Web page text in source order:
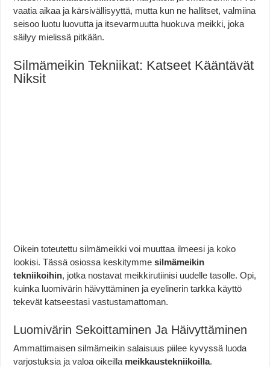
vaatia aikaa ja kärsivällisyyttä, mutta kun ne hallitset, valmiina
seisoo luotu luovutta ja itsevarmuutta huokuva meikki, joka
säilyy mielissä pitkään.
Silmämeikin Tekniikat: Katseet Kääntävät
Niksit
Oikein toteutettu silmämeikki voi muuttaa ilmeesi ja koko
lookisi. Tässä osiossa keskitymmesilmämeikin
tekniikoihin, jotka nostavat meikkirutiinisi uudelle tasolle. Opi,
kuinka luomivärin häivyttäminen ja eyelinerin tarkka käyttö
tekevät katseestasi vastustamattoman.
Luomivärin Sekoittaminen Ja Häivyttäminen
Ammattimaisen silmämeikin salaisuus piilee kyvyssä luoda
varjostuksia ja valoa oikeilla meikkaustekniikoilla.